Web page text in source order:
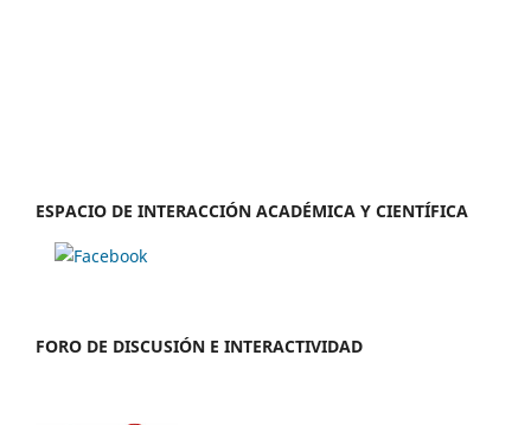
ESPACIO DE INTERACCIÓN ACADÉMICA Y CIENTÍFICA
FORO DE DISCUSIÓN E INTERACTIVIDAD